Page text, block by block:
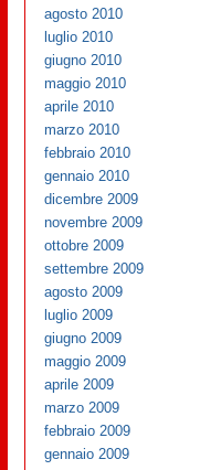
agosto 2010
luglio 2010
giugno 2010
maggio 2010
aprile 2010
marzo 2010
febbraio 2010
gennaio 2010
dicembre 2009
novembre 2009
ottobre 2009
settembre 2009
agosto 2009
luglio 2009
giugno 2009
maggio 2009
aprile 2009
marzo 2009
febbraio 2009
gennaio 2009